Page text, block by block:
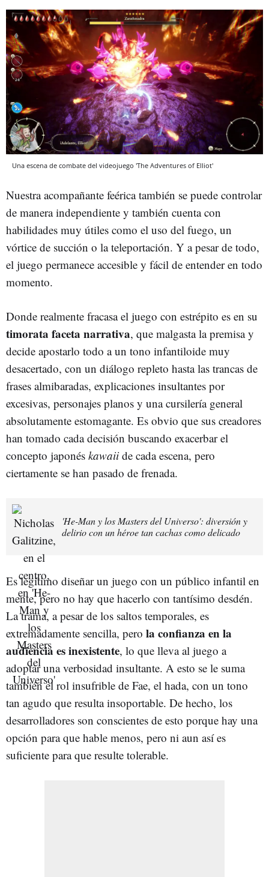
Una escena de combate del videojuego 'The Adventures of Elliot'
Nuestra acompañante feérica también se puede controlar
de manera independiente y también cuenta con
habilidades muy útiles como el uso del fuego, un
vórtice de succión o la teleportación. Y a pesar de todo,
el juego permanece accesible y fácil de entender en todo
momento.
Donde realmente fracasa el juego con estrépito es en su
timorata faceta narrativa, que malgasta la premisa y
decide apostarlo todo a un tono infantiloide muy
desacertado, con un diálogo repleto hasta las trancas de
frases almibaradas, explicaciones insultantes por
excesivas, personajes planos y una cursilería general
absolutamente estomagante. Es obvio que sus creadores
han tomado cada decisión buscando exacerbar el
concepto japonés kawaii de cada escena, pero
ciertamente se han pasado de frenada.
'He-Man y los Masters del Universo': diversión y
delirio con un héroe tan cachas como delicado
Es legítimo diseñar un juego con un público infantil en
mente, pero no hay que hacerlo con tantísimo desdén.
La trama, a pesar de los saltos temporales, es
extremadamente sencilla, pero la confianza en la
audiencia es inexistente, lo que lleva al juego a
adoptar una verbosidad insultante. A esto se le suma
también el rol insufrible de Fae, el hada, con un tono
tan agudo que resulta insoportable. De hecho, los
desarrolladores son conscientes de esto porque hay una
opción para que hable menos, pero ni aun así es
suficiente para que resulte tolerable.